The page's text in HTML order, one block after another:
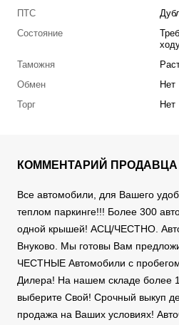
ПТС
Состояние
Таможня
Обмен
Нет
Торг
Нет
КОММЕНТАРИЙ ПРОДАВЦА
Все автомобили, для Вашего
теплом паркинге!!! Более 300
одной крышей! АСЦ/ЧЕСТНО.
Внуково. Мы готовы Вам
ЧЕСТНЫЕ Автомобили с
Дилера! На нашем складе более
выберите Свой! Срочный выкуп
продажа на Ваших условиях!